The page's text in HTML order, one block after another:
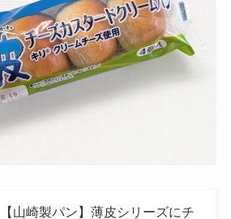
【山崎製パン】薄皮シリーズにチ